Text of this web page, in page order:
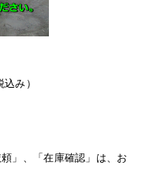
込み）
」、「在庫確認」は、お